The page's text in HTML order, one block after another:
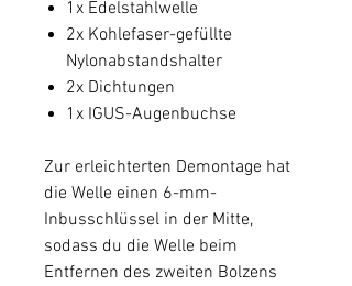
1x Edelstahlwelle
2x Kohlefaser-gefüllte
Nylonabstandshalter
2x Dichtungen
1x IGUS-Augenbuchse
Zur erleichterten Demontage hat
die Welle einen 6-mm-
Inbusschlüssel in der Mitte,
sodass du die Welle beim
Entfernen des zweiten Bolzens